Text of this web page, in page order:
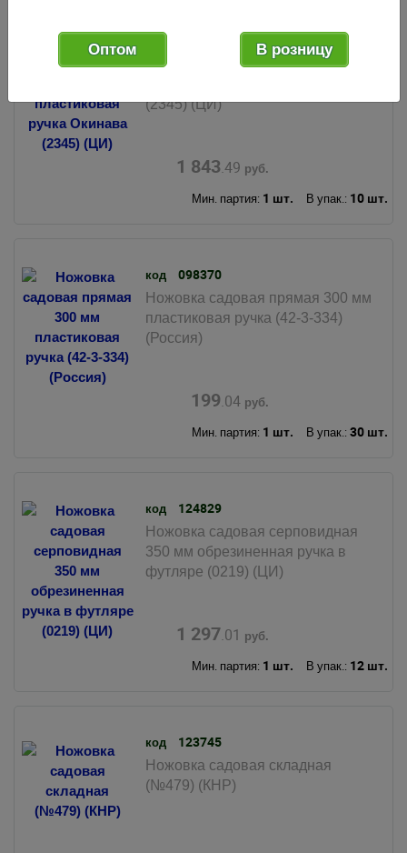
код
Ножовка садовая прямая 300 мм
(2345) (ЦИ)
1 843.49 руб.
Мин. партия: 1 шт. В упак.: 10 шт.
код 098370
Ножовка садовая прямая 300 мм
пластиковая ручка (42-3-334)
(Россия)
199.04руб.
Мин. партия: 1 шт. В упак.: 30 шт.
код 124829
Ножовка садовая серповидная
350 мм обрезиненная ручка в
футляре (0219) (ЦИ)
1 297.01 руб.
Мин. партия: 1 шт. В упак.: 12 шт.
код 123745
Ножовка садовая складная
(№479) (КНР)
Оптом В розницу